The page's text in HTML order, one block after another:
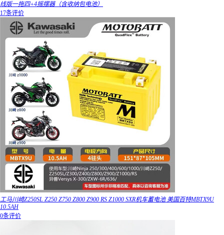
线版一拖四+4摇摆器（含收纳包电池）
17条评价
工马川崎Z250SL Z250 Z750 Z800 Z900 RS Z1000 SXR机车蓄电池 美国百特MBTX9U
10.5AH
0条评价